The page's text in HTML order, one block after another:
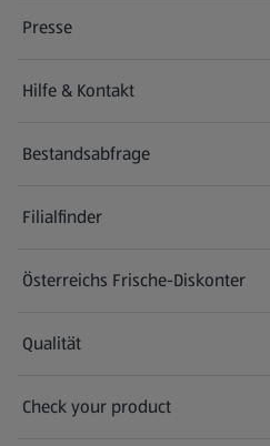
Presse
Hilfe & Kontakt
(öffnet in einem neuen Tab)
Bestandsabfrage
(öffnet in einem neuen Tab)
Filialfinder
Österreichs Frische-Diskonter
Qualität
Check your product
(öffnet in einem neuen Tab)